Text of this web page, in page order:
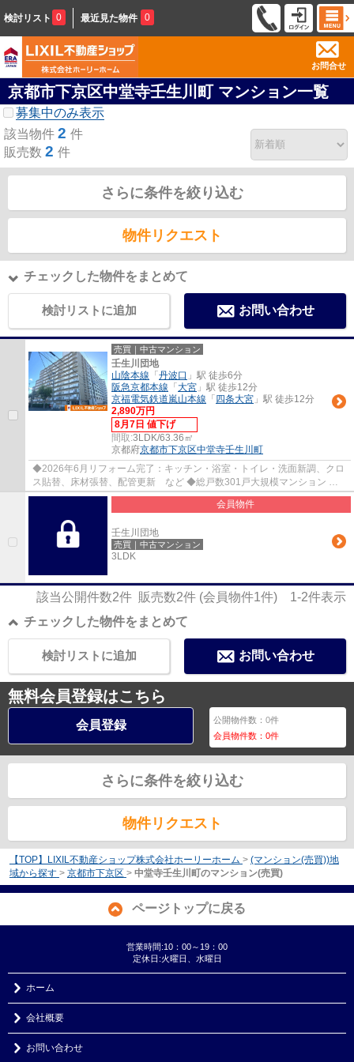
検討リスト 0 最近見た物件 0
お問合せ
京都市下京区中堂寺壬生川町 マンション一覧
募集中のみ表示
該当物件 2 件
販売数 2 件
さらに条件を絞り込む
物件リクエスト
チェックした物件をまとめて
検討リストに追加 お問い合わせ
売買｜中古マンション
壬生川団地
山陰本線 「 丹波口 」駅 徒歩6分
阪急京都本線 「 大宮 」駅 徒歩12分
京福電気鉄道嵐山本線 「 四条大宮 」駅 徒歩12分
2,890万円
8月7日 値下げ
間取:3LDK/63.36㎡
京都府京都市下京区中堂寺壬生川町
◆2026年6月リフォーム完了：キッチン・浴室・トイレ・洗面新調、クロ
ス貼替、床材張替、配管更新 など ◆総戸数301戸大規模マンション ◆
高層階：11階建の8階部分 ◆東向きバルコニー ◆...
会員物件
壬生川団地
売買｜中古マンション
3LDK
該当公開件数2件 販売数2件 (会員物件1件) 1-2件表示
チェックした物件をまとめて
お問い合わせ
検討リストに追加
無料会員登録はこちら
会員登録 公開物件数：0件
会員物件数：0件
さらに条件を絞り込む
物件リクエスト
【TOP】LIXIL不動産ショップ株式会社ホーリーホーム > (マンション(売買))地
域から探す > 京都市下京区 > 中堂寺壬生川町のマンション(売買)
ページトップに戻る
営業時間:10：00～19：00
定休日:火曜日、水曜日
ホーム
会社概要
お問い合わせ